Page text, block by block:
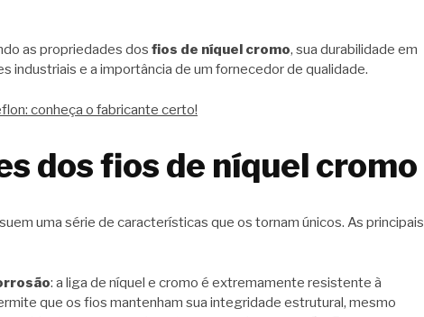
as propriedades dos fios de níquel cromo, sua durabilidade em
industriais e a importância de um fornecedor de qualidade.
conheça o fabricante certo!
dos fios de níquel cromo
uma série de características que os tornam únicos. As principais
: a liga de níquel e cromo é extremamente resistente à
que os fios mantenham sua integridade estrutural, mesmo